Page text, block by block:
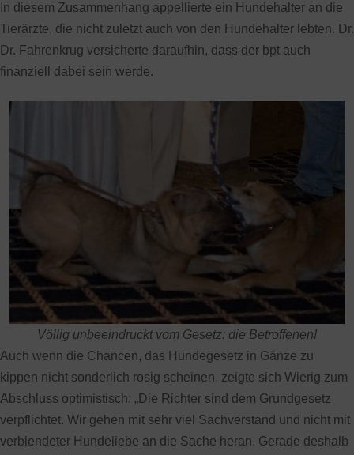
In diesem Zusammenhang appellierte ein Hundehalter an die
Tierärzte, die nicht zuletzt auch von den Hundehalter lebten. Dr.
Dr. Fahrenkrug versicherte daraufhin, dass der bpt auch
finanziell dabei sein werde.
Völlig unbeeindruckt vom Gesetz: die Betroffenen!
Auch wenn die Chancen, das Hundegesetz in Gänze zu
kippen nicht sonderlich rosig scheinen, zeigte sich Wierig zum
Abschluss optimistisch: „Die Richter sind dem Grundgesetz
verpflichtet. Wir gehen mit sehr viel Sachverstand und nicht mit
verblendeter Hundeliebe an die Sache heran. Gerade deshalb